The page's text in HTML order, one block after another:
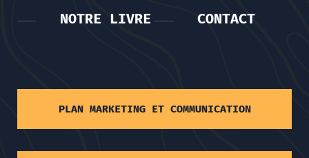
NOTRE LIVRE CONTACT
PLAN MARKETING ET COMMUNICATION